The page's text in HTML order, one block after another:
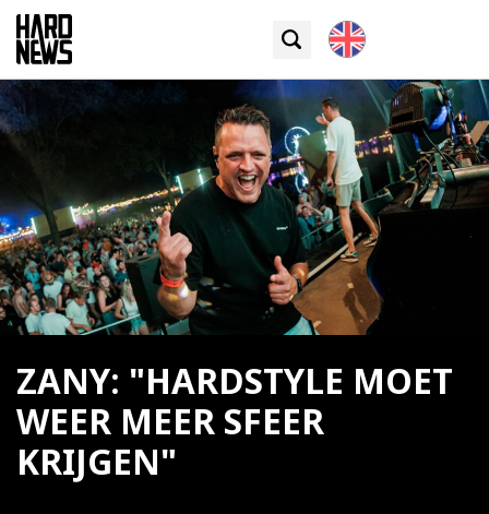
ZANY: "HARDSTYLE MOET
WEER MEER SFEER
KRIJGEN"